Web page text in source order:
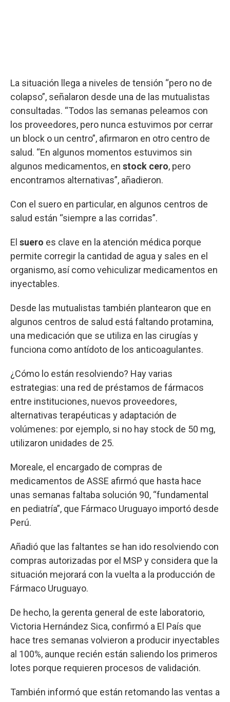
La situación llega a niveles de tensión “pero no de
colapso”, señalaron desde una de las mutualistas
consultadas. “Todos las semanas peleamos con
los proveedores, pero nunca estuvimos por cerrar
un block o un centro”, afirmaron en otro centro de
salud. “En algunos momentos estuvimos sin
algunos medicamentos, en stock cero, pero
encontramos alternativas”, añadieron.
Con el suero en particular, en algunos centros de
salud están “siempre a las corridas”.
El suero es clave en la atención médica porque
permite corregir la cantidad de agua y sales en el
organismo, así como vehiculizar medicamentos en
inyectables.
Desde las mutualistas también plantearon que en
algunos centros de salud está faltando protamina,
una medicación que se utiliza en las cirugías y
funciona como antídoto de los anticoagulantes.
¿Cómo lo están resolviendo? Hay varias
estrategias: una red de préstamos de fármacos
entre instituciones, nuevos proveedores,
alternativas terapéuticas y adaptación de
volúmenes: por ejemplo, si no hay stock de 50 mg,
utilizaron unidades de 25.
Moreale, el encargado de compras de
medicamentos de ASSE afirmó que hasta hace
unas semanas faltaba solución 90, “fundamental
en pediatría”, que Fármaco Uruguayo importó desde
Perú.
Añadió que las faltantes se han ido resolviendo con
compras autorizadas por el MSP y considera que la
situación mejorará con la vuelta a la producción de
Fármaco Uruguayo.
De hecho, la gerenta general de este laboratorio,
Victoria Hernández Sica, confirmó a El País que
hace tres semanas volvieron a producir inyectables
al 100%, aunque recién están saliendo los primeros
lotes porque requieren procesos de validación.
También informó que están retomando las ventas a